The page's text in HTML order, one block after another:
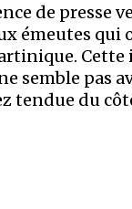
de presse
émeutes qui
semble pas
du